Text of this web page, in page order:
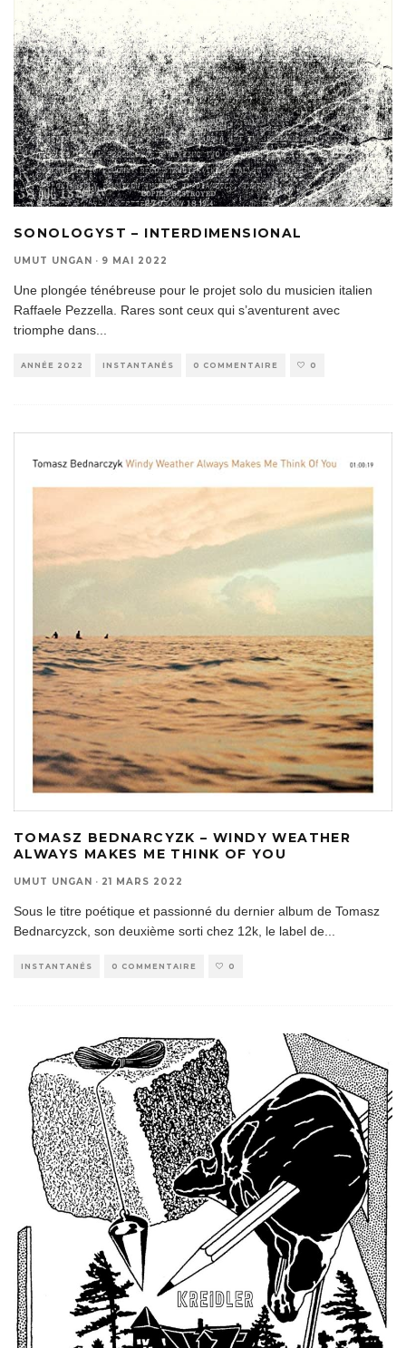
SONOLOGYST – INTERDIMENSIONAL
UMUT UNGAN · 9 MAI 2022
Une plongée ténébreuse pour le projet solo du musicien italien
Raffaele Pezzella. Rares sont ceux qui s’aventurent avec
triomphe dans...
ANNÉE 2022 INSTANTANÉS 0 COMMENTAIRE 0
TOMASZ BEDNARCYZK – WINDY WEATHER
ALWAYS MAKES ME THINK OF YOU
UMUT UNGAN · 21 MARS 2022
Sous le titre poétique et passionné du dernier album de Tomasz
Bednarcyzck, son deuxième sorti chez 12k, le label de...
INSTANTANÉS 0 COMMENTAIRE 0